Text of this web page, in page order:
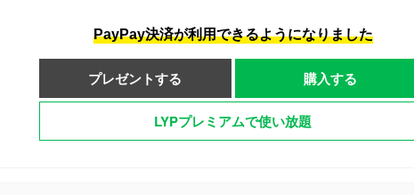
PayPay決済が利用できるようになりました
プレゼントする 購入する
LYPプレミアムで使い放題